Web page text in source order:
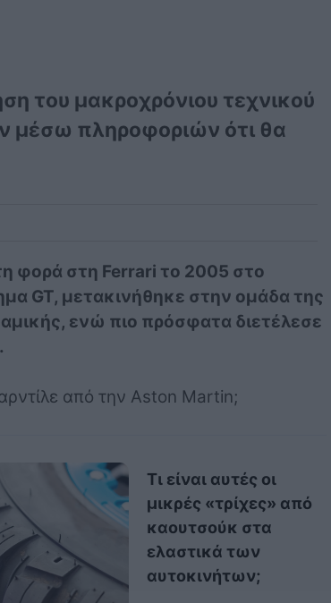
του μακροχρόνιου τεχνικού
μέσω πληροφοριών ότι θα
φορά στη Ferrari το 2005 στο
GT, μετακινήθηκε στην ομάδα της
ενώ πιο πρόσφατα διετέλεσε
από την Aston Martin;
Τι είναι αυτές οι
μικρές «τρίχες» από
καουτσούκ στα
ελαστικά των
αυτοκινήτων;